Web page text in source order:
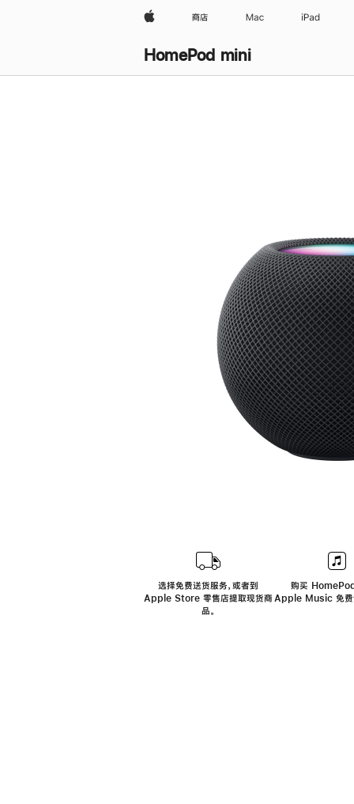
Apple 商店 Mac iPad
HomePod mini
选择免费送货服务，或者到
Apple Store 零售店提取现货商
品。
购买
Apple Music 免费